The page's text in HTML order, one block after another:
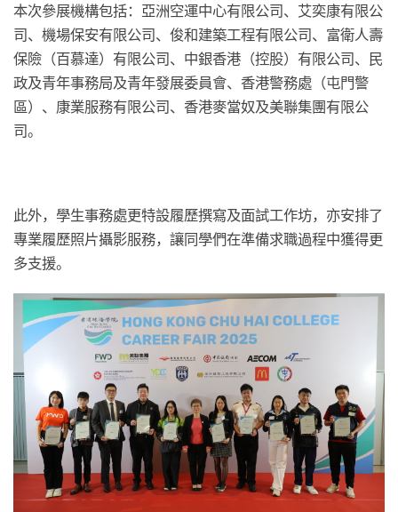
本次參展機構包括：亞洲空運中心有限公司、艾奕康有限公
司、機場保安有限公司、俊和建築工程有限公司、富衛人壽
保險（百慕達）有限公司、中銀香港（控股）有限公司、民
政及青年事務局及青年發展委員會、香港警務處（屯門警
區）、康業服務有限公司、香港麥當奴及美聯集團有限公
司。
此外，學生事務處更特設履歷撰寫及面試工作坊，亦安排了
專業履歷照片攝影服務，讓同學們在準備求職過程中獲得更
多支援。